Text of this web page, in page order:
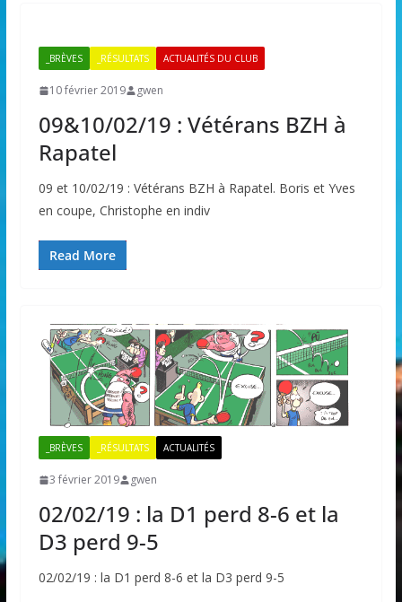
_BRÈVES _RÉSULTATS ACTUALITÉS DU CLUB
10 février 2019 gwen
09&10/02/19 : Vétérans BZH à
Rapatel
09 et 10/02/19 : Vétérans BZH à Rapatel. Boris et Yves
en coupe, Christophe en indiv
Read More
_BRÈVES _RÉSULTATS ACTUALITÉS
3 février 2019 gwen
02/02/19 : la D1 perd 8-6 et la
D3 perd 9-5
02/02/19 : la D1 perd 8-6 et la D3 perd 9-5